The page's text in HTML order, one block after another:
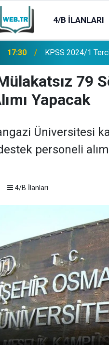
4/B İLANLARI
21:20 TL Mevduat
79
Yapacak
Üniversitesi
personeli
4/B İlanları